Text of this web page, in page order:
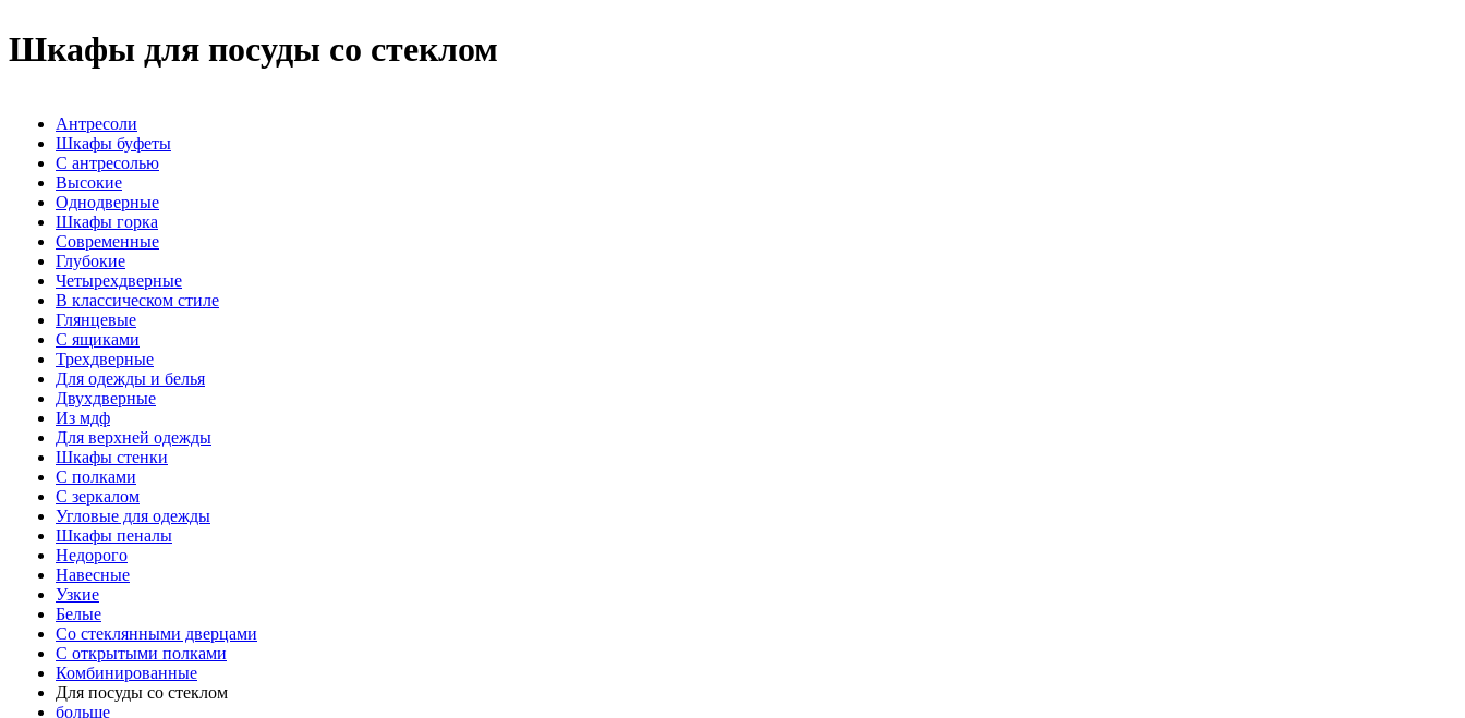
Шкафы для посуды со стеклом
Антресоли
Шкафы буфеты
С антресолью
Высокие
Однодверные
Шкафы горка
Современные
Глубокие
Четырехдверные
В классическом стиле
Глянцевые
С ящиками
Трехдверные
Для одежды и белья
Двухдверные
Из мдф
Для верхней одежды
Шкафы стенки
С полками
С зеркалом
Угловые для одежды
Шкафы пеналы
Недорого
Навесные
Узкие
Белые
Со стеклянными дверцами
С открытыми полками
Комбинированные
Для посуды со стеклом
больше